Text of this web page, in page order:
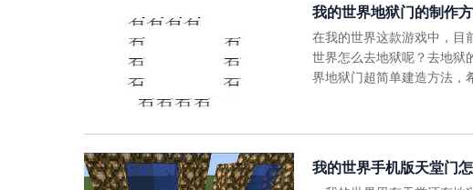
我的世界地狱门的制作
在我的世界这款游戏中，目
世界怎么去地狱呢？去地狱
界地狱门超简单建造方法，
我的世界手机版天堂门